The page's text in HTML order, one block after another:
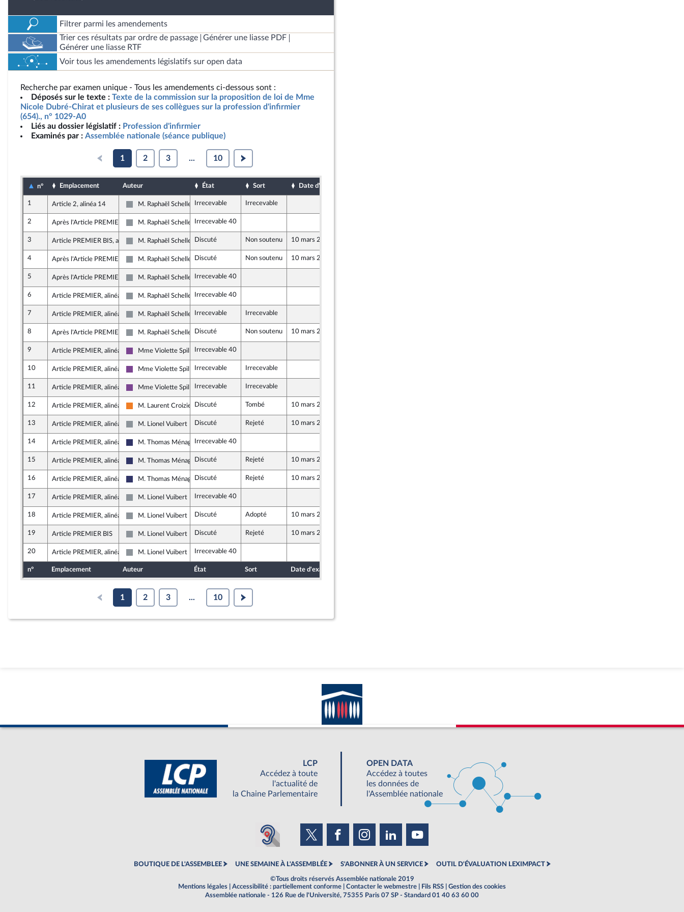
Filtrer parmi les amendements
Trier ces résultats par ordre de passage
Générer une liasse PDF
Générer une liasse RTF
Voir tous les amendements législatifs sur open data
Recherche par examen unique - Tous les amendements ci-dessous sont :
Déposés sur le texte : Texte de la commission sur la proposition de loi de Mme
Nicole Dubré-Chirat et plusieurs de ses collègues sur la profession d'infirmier
(654)., n° 1029-A0
Liés au dossier législatif : Profession d'infirmier
Examinés par : Assemblée nationale (séance publique)
1 2 3 ... 10
n° Emplacement Auteur État Sort Date d'examen
1 Article 2, alinéa 14
Non inscrit
M. Raphaël Schellenberger
Irrecevable Irrecevable
2 Après l'Article PREMIER
Non inscrit
M. Raphaël SchellenbergerIrrecevable 40
3 Article PREMIER BIS, alinéa 1
Non inscrit
M. Raphaël Schellenberger
Discuté Non soutenu 10 mars 2025
4 Après l'Article PREMIER
Non inscrit
M. Raphaël Schellenberger
Discuté Non soutenu 10 mars 2025
5 Après l'Article PREMIER
Non inscrit
M. Raphaël SchellenbergerIrrecevable 40
6 Article PREMIER, alinéa 13
Non inscrit
M. Raphaël SchellenbergerIrrecevable 40
7 Article PREMIER, alinéa 7
Non inscrit
M. Raphaël Schellenberger
Irrecevable Irrecevable
8 Après l'Article PREMIER
Non inscrit
M. Raphaël Schellenberger
Discuté Non soutenu 10 mars 2025
9 Article PREMIER, alinéa 7
Ensemble pour la République
Mme Violette SpilleboutIrrecevable 40
10 Article PREMIER, alinéa 15
Ensemble pour la République
Mme Violette SpilleboutIrrecevable Irrecevable
11 Article PREMIER, alinéa 16
Ensemble pour la République
Mme Violette SpilleboutIrrecevable Irrecevable
12 Article PREMIER, alinéa 9
Les Démocrates
M. Laurent Croizier Discuté Tombé 10 mars 2025
13 Article PREMIER, alinéa 6
Non inscrit
M. Lionel Vuibert Discuté Rejeté 10 mars 2025
14 Article PREMIER, alinéa 7
Rassemblement National
M. Thomas Ménagé Irrecevable 40
15 Article PREMIER, alinéa 7
Rassemblement National
M. Thomas Ménagé Discuté Rejeté 10 mars 2025
16 Article PREMIER, alinéa 7
Rassemblement National
M. Thomas Ménagé Discuté Rejeté 10 mars 2025
17 Article PREMIER, alinéa 6
Non inscrit
M. Lionel Vuibert Irrecevable 40
18 Article PREMIER, alinéa 10
Non inscrit
M. Lionel Vuibert Discuté Adopté 10 mars 2025
19 Article PREMIER BIS
Non inscrit
M. Lionel Vuibert Discuté Rejeté 10 mars 2025
20 Article PREMIER, alinéa 6
Non inscrit
M. Lionel Vuibert Irrecevable 40
n° Emplacement Auteur État Sort Date d'examen
1 2 3 ... 10
LCP
Accédez à toute
l'actualité de
la Chaine Parlementaire
OPEN DATA
Accédez à toutes
les données de
l'Assemblée nationale
BOUTIQUE DE L'ASSEMBLEE UNE SEMAINE À L'ASSEMBLÉE S'ABONNER À UN SERVICE OUTIL D'ÉVALUATION LEXIMPACT
©Tous droits réservés Assemblée nationale 2019
Mentions légales
Accessibilité : partiellement conforme Contacter le webmestre Fils RSS
Gestion des cookies
Assemblée nationale - 126 Rue de l'Université, 75355 Paris 07 SP - Standard 01 40 63 60 00